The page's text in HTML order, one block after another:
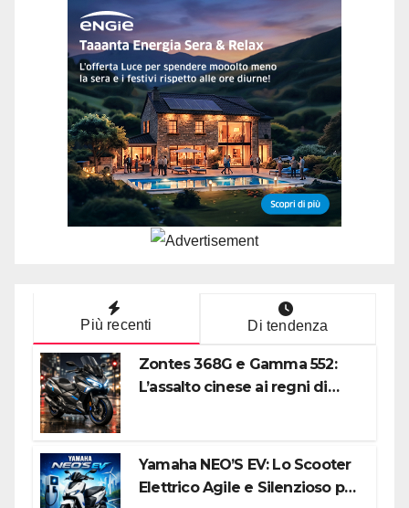
Più recenti Di tendenza
Zontes 368G e Gamma 552:
L’assalto cinese ai regni di
Yamaha NEO’S EV: Lo Scooter
Elettrico Agile e Silenzioso per